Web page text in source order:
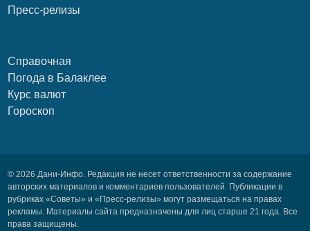
Пресс-релизы
Справочная
Погода в Балаклее
Курс валют
Гороскоп
© 2026 Дани-Инфо. Редакция не несет ответственности за содержание
авторских материалов и комментариев пользователей. Публикации в
рубриках «Советы» и «Пресс-релизы» могут размещаться на правах
рекламы. Материалы сайта предназначены для лиц старше 21 года. Все
права защищены.